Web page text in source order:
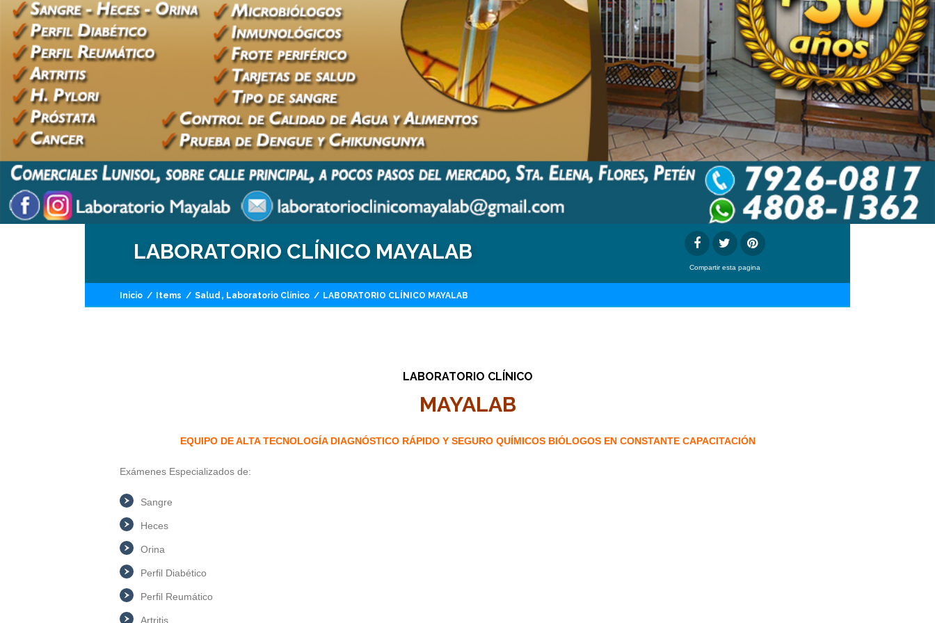
LABORATORIO CLÍNICO MAYALAB
Compartir esta pagina
Inicio / Items / Salud , Laboratorio Clínico / LABORATORIO CLÍNICO MAYALAB
LABORATORIO CLÍNICO
MAYALAB
EQUIPO DE ALTA TECNOLOGÍA DIAGNÓSTICO RÁPIDO Y SEGURO QUÍMICOS BIÓLOGOS EN CONSTANTE CAPACITACIÓN
Exámenes Especializados de:
Sangre
Heces
Orina
Perfil Diabético
Perfil Reumático
Artritis